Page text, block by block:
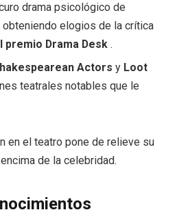
drama psicológico de
obteniendo elogios de la crítica
premio Drama Desk .
Actors y Loot
teatrales notables que le
en el teatro pone de relieve su
de la celebridad.